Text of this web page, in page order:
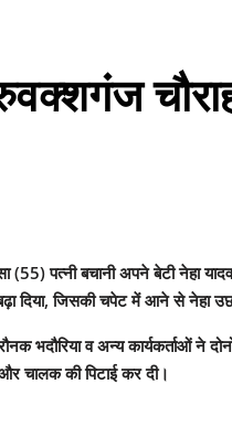
पत्नी बचानी अपने बेटी नेहा
दिया, जिसकी चपेट में आने से नेहा
भदौरिया व अन्य कार्यकर्ताओं ने
चालक की पिटाई कर दी।